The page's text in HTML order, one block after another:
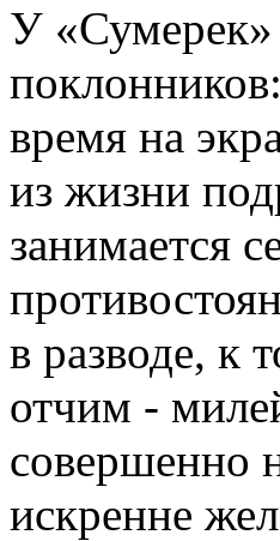
У «Сумерек»
время на
из жизни
занимается
в разводе, к
отчим -
совершенно
искренне